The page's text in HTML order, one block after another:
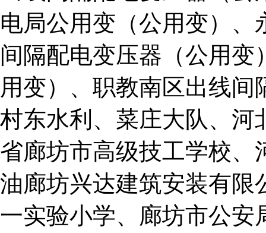
电局公用变（公用变）、
间隔配电变压器（公用
用变）、职教南区出线
村东水利、菜庄大队、河
省廊坊市高级技工学校、
油廊坊兴达建筑安装有限
一实验小学、廊坊市公安